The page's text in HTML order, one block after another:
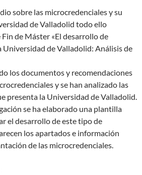
sobre las microcredenciales y su
de Valladolid todo ello
de Máster «El desarrollo de
Universidad de Valladolid: Análisis de
los documentos y recomendaciones
y se han analizado las
presenta la Universidad de Valladolid.
se ha elaborado una plantilla
el desarrollo de este tipo de
los apartados e información
de las microcredenciales.